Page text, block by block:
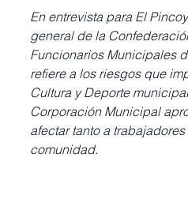
En entrevista para El
general de la
Funcionarios Municipales
refiere a los riesgos que
Cultura y Deporte
Corporación Municipal
afectar tanto a
comunidad.